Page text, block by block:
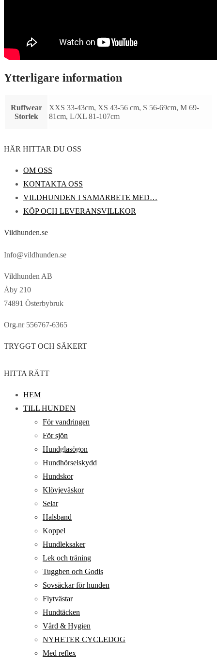
Ytterligare information
Ruffwear
Storlek
XXS 33-43cm, XS 43-56 cm, S 56-69cm, M 69-
81cm, L/XL 81-107cm
HÄR HITTAR DU OSS
OM OSS
KONTAKTA OSS
VILDHUNDEN I SAMARBETE MED…
KÖP OCH LEVERANSVILLKOR
Vildhunden.se
Info@vildhunden.se
Vildhunden AB
Åby 210
74891 Österbybruk
Org.nr 556767-6365
TRYGGT OCH SÄKERT
HITTA RÄTT
HEM
TILL HUNDEN
För vandringen
För sjön
Hundglasögon
Hundhörselskydd
Hundskor
Klövjeväskor
Selar
Halsband
Koppel
Hundleksaker
Lek och träning
Tuggben och Godis
Sovsäckar för hunden
Flytvästar
Hundtäcken
Vård & Hygien
NYHETER CYCLEDOG
Med reflex